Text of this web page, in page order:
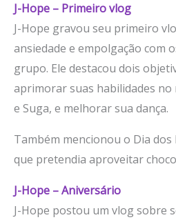
J-Hope – Primeiro vlog
J-Hope gravou seu primeiro
ansiedade e empolgação com
grupo. Ele destacou dois
aprimorar suas habilidades no
e Suga, e melhorar sua dança.
Também mencionou o Dia
que pretendia aproveitar
J-Hope – Aniversário
J-Hope postou um vlog sobre